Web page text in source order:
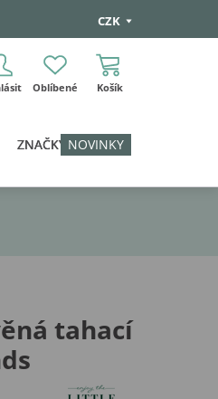
CZK
Oblíbené Košík
ZNAČKY NOVINKY
tahací